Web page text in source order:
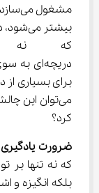
که نه
می‌توان این
کرد؟
ضرورت